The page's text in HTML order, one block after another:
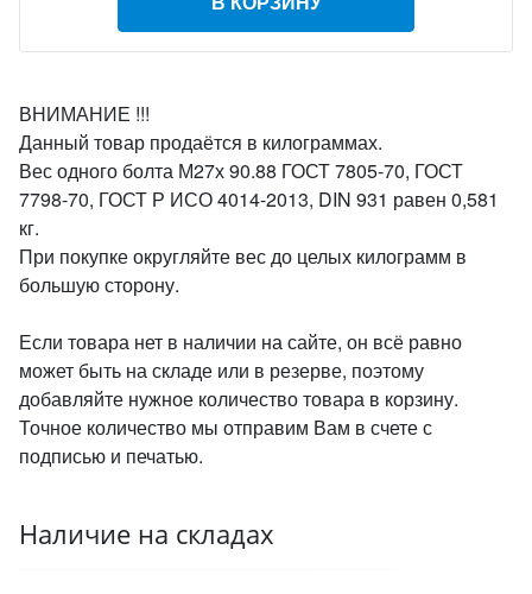
ВНИМАНИЕ !!!
Данный товар продаётся в килограммах.
Вес одного болта М27х 90.88 ГОСТ 7805-70, ГОСТ
7798-70, ГОСТ Р ИСО 4014-2013, DIN 931 равен 0,581
кг.
При покупке округляйте вес до целых килограмм в
большую сторону.
Если товара нет в наличии на сайте, он всё равно
может быть на складе или в резерве, поэтому
добавляйте нужное количество товара в корзину.
Точное количество мы отправим Вам в счете с
подписью и печатью.
Наличие на складах